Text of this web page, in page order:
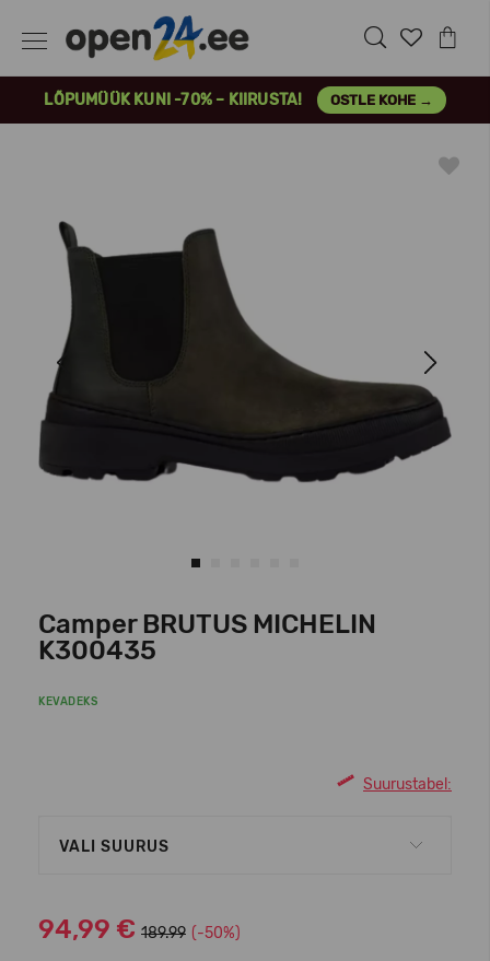
LÕPUMÜÜK KUNI -70% – KIIRUSTA! OSTLE KOHE →
Previous Next
Camper BRUTUS MICHELIN
K300435
KEVADEKS
Suurustabel:
VALI SUURUS
94,99 € 189.99 (-50%)